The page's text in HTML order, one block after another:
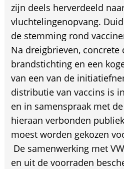
zijn deels herverdeeld
vluchtelingenopvang.
de stemming rond
Na dreigbrieven, concrete
brandstichting en een
van een van de
distributie van vaccins is
en in samenspraak met
hieraan verbonden
moest worden gekozen
De samenwerking met
en uit de voorraden